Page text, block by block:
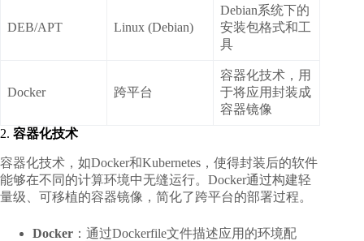
DEB/APT Linux (Debian)
Debian系统下的
安装包格式和工
具
Docker 跨平台
容器化技术，用
于将应用封装成
容器镜像
2. 容器化技术
容器化技术，如Docker和Kubernetes，使得封装后的软件
能够在不同的计算环境中无缝运行。Docker通过构建轻
量级、可移植的容器镜像，简化了跨平台的部署过程。
Docker ：通过Dockerfile文件描述应用的环境配